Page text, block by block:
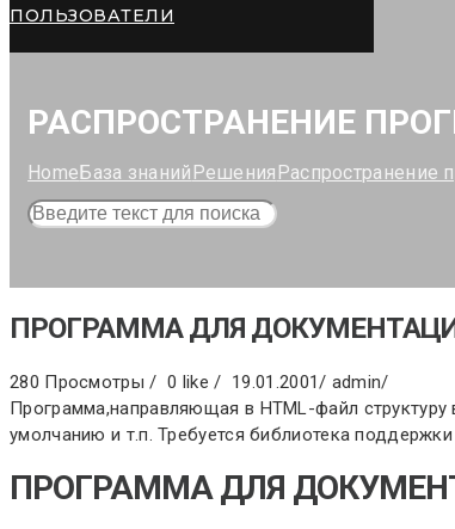
ПОЛЬЗОВАТЕЛИ
РАСПРОСТРАНЕНИЕ
HomeБаза знаний Решения Распространение
ПРОГРАММА ДЛЯ
280 Просмотры / 0 like / 19.01.2001/ admin/
Программа,направляющая в HTML-файл
умолчанию и т.п. Требуется библиотека поддержки
ПРОГРАММА ДЛЯ